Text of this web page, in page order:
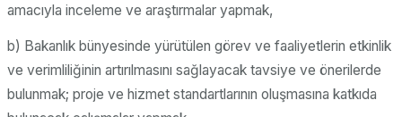
amacıyla inceleme ve araştırmalar yapmak,
b) Bakanlık bünyesinde yürütülen görev ve faaliyetlerin etkinlik
ve verimliliğinin artırılmasını sağlayacak tavsiye ve önerilerde
bulunmak; proje ve hizmet standartlarının oluşmasına katkıda